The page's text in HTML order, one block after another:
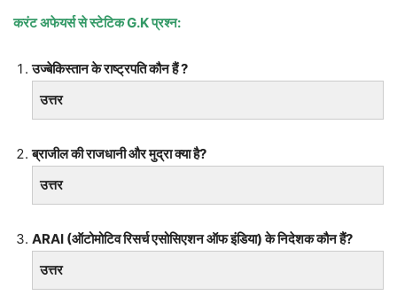
करंट अफेयर्स से स्टेटिकG.K प्रश्न:
उज्बेकिस्तान के राष्ट्रपति कौन हैं ?
उत्तर
ब्राजील की राजधानी और मुद्रा क्या है?
उत्तर
ARAI (ऑटोमोटिव रिसर्च एसोसिएशन ऑफ इंडिया) के निदेशक कौन हैं?
उत्तर